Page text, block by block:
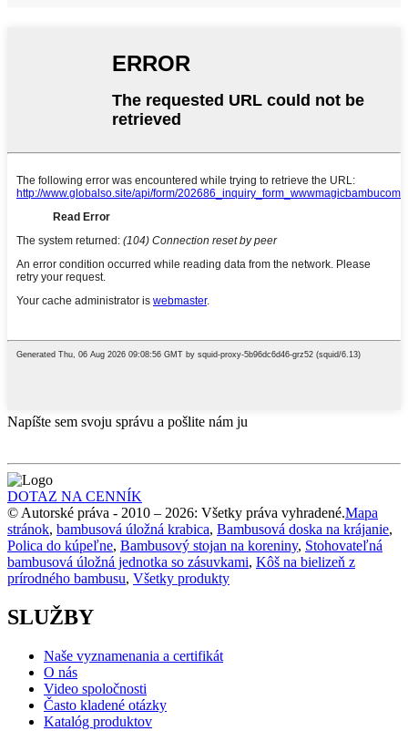
Napíšte sem svoju správu a pošlite nám ju
DOTAZ NA CENNÍK
© Autorské práva - 2010 – 2026: Všetky práva vyhradené.Mapa
stránok, bambusová úložná krabica, Bambusová doska na krájanie,
Polica do kúpeľne, Bambusový stojan na koreniny, Stohovateľná
bambusová úložná jednotka so zásuvkami, Kôš na bielizeň z
prírodného bambusu, Všetky produkty
SLUŽBY
Naše vyznamenania a certifikát
O nás
Video spoločnosti
Často kladené otázky
Katalóg produktov